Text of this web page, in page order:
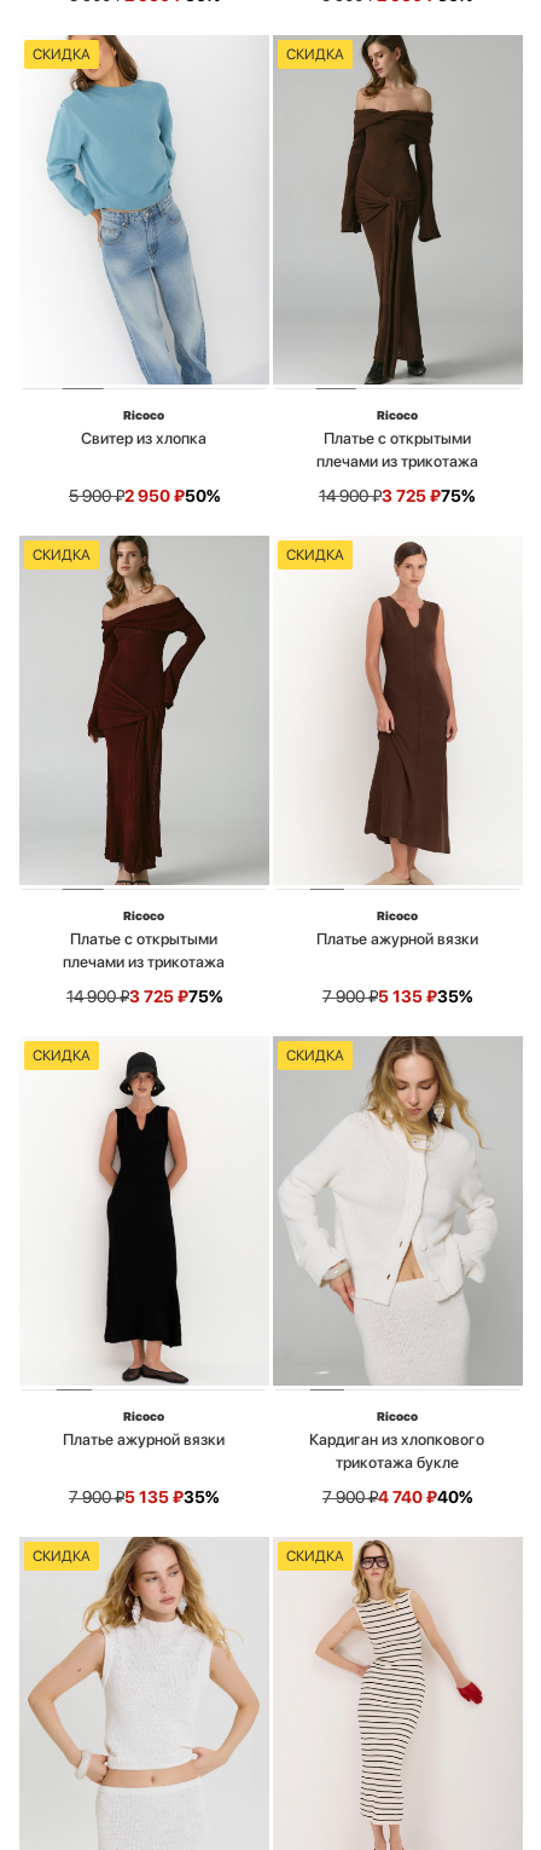
СКИДКА
Ricoco
Свитер из хлопка
5 900₽2 950₽50%
СКИДКА
Ricoco
Платье с открытыми
плечами из трикотажа
14 900₽3 725₽75%
СКИДКА
Ricoco
Платье с открытыми
плечами из трикотажа
14 900₽3 725₽75%
СКИДКА
Ricoco
Платье ажурной вязки
7 900₽5 135₽35%
СКИДКА
Ricoco
Платье ажурной вязки
7 900₽5 135₽35%
СКИДКА
Ricoco
Кардиган из хлопкового
трикотажа букле
7 900₽4 740₽40%
СКИДКА СКИДКА